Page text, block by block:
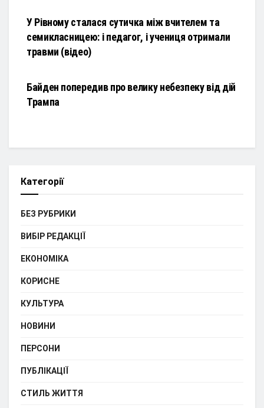
У Рівному сталася сутичка між вчителем та
семикласницею: і педагог, і учениця отримали
травми (відео)
Байден попередив про велику небезпеку від дій
Трампа
Категорії
БЕЗ РУБРИКИ
ВИБІР РЕДАКЦІЇ
ЕКОНОМІКА
КОРИСНЕ
КУЛЬТУРА
НОВИНИ
ПЕРСОНИ
ПУБЛІКАЦІЇ
СТИЛЬ ЖИТТЯ